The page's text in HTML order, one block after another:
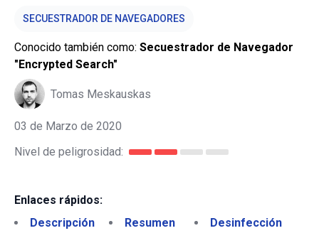
SECUESTRADOR DE NAVEGADORES
Conocido también como: Secuestrador de Navegador
"Encrypted Search"
Tomas Meskauskas
03 de Marzo de 2020
Nivel de peligrosidad:
Enlaces rápidos:
Descripción
Resumen
Desinfección